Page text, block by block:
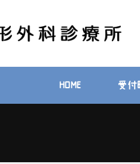
HOME 受付